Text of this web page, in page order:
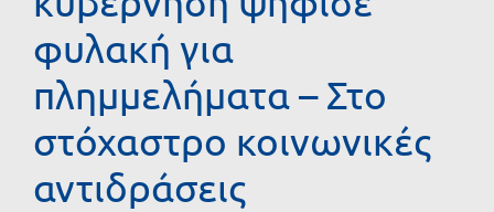
φυλακή για
πλημμελήματα – Στο
στόχαστρο κοινωνικές
αντιδράσεις